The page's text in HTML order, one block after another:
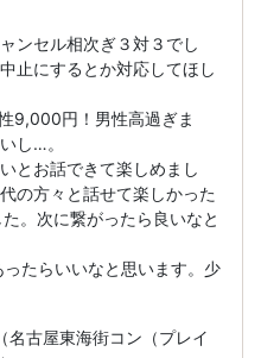
ンセル相次ぎ３対３でし
止にするとか対応してほし
9,000円！男性高過ぎま
し…。
とお話できて楽しめまし
の方々と話せて楽しかった
。次に繋がったら良いなと
たらいいなと思います。少
古屋東海街コン（プレイ